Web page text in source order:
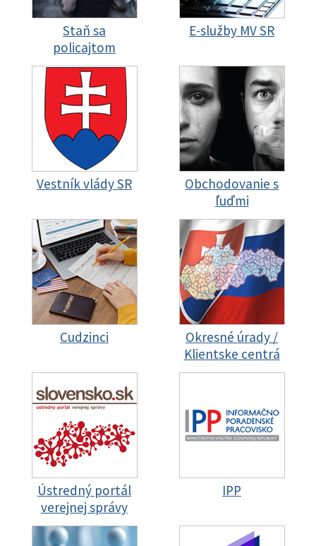
Staň sa
policajtom
E-služby MV SR
Vestník vlády SR
Obchodovanie s
ľuďmi
Cudzinci
Okresné úrady /
Klientske centrá
Ústredný portál
verejnej správy
IPP